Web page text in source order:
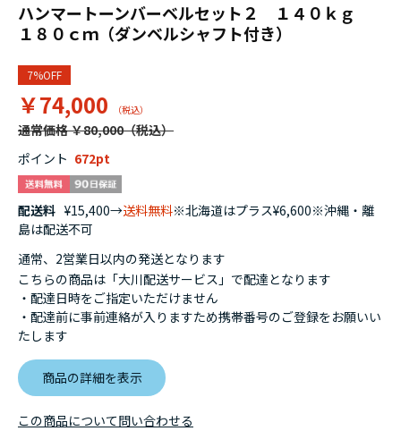
ハンマートーンバーベルセット２ １４０ｋｇ
１８０ｃｍ（ダンベルシャフト付き）
7%OFF
￥74,000
通常価格 ￥80,000
ポイント 672
配送料 ¥15,400→送料無料※北海道はプラス¥6,600※沖縄・離
島は配送不可
通常、2営業日以内の発送となります
こちらの商品は「大川配送サービス」で配達となります
・配達日時をご指定いただけません
・配達前に事前連絡が入りますため携帯番号のご登録をお願いい
たします
商品の詳細を表示
この商品について問い合わせる